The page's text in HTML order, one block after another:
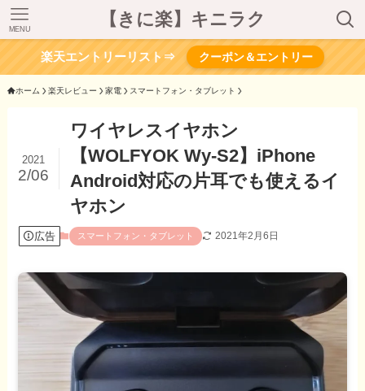
【きに楽】キニラク
MENU
楽天エントリーリスト⇒ クーポン＆エントリー
ホーム 楽天レビュー 家電 スマートフォン・タブレット
ワイヤレスイヤホン
【WOLFYOK Wy-S2】iPhone
Android対応の片耳でも使えるイ
ヤホン
2021
2/06
広告 スマートフォン・タブレット 2021年2月6日